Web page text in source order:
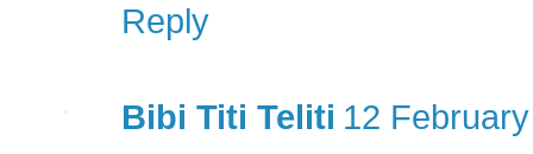
Reply
Bibi Titi Teliti 12